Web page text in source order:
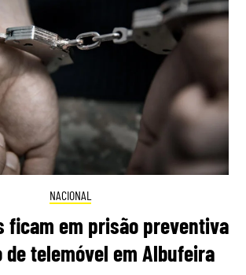
NACIONAL
ficam em prisão preventiva
de telemóvel em Albufeira